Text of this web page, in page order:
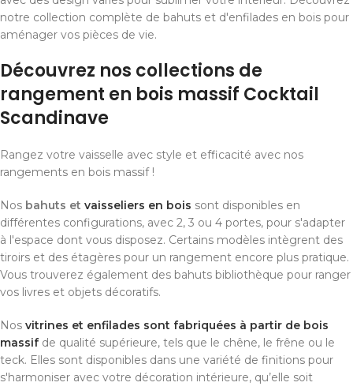
notre collection complète de bahuts et d'enfilades en bois pour
aménager vos pièces de vie.
Découvrez nos collections de
rangement en bois massif Cocktail
Scandinave
Rangez votre vaisselle avec style et efficacité avec nos
rangements en bois massif !
Nos bahuts et vaisseliers en bois sont disponibles en
différentes configurations, avec 2, 3 ou 4 portes, pour s'adapter
à l'espace dont vous disposez. Certains modèles intègrent des
tiroirs et des étagères pour un rangement encore plus pratique.
Vous trouverez également des bahuts bibliothèque pour ranger
vos livres et objets décoratifs.
Nos vitrines et enfilades sont fabriquées à partir de bois
massifde qualité supérieure, tels que le chêne, le frêne ou le
teck. Elles sont disponibles dans une variété de finitions pour
s'harmoniser avec votre décoration intérieure, qu’elle soit